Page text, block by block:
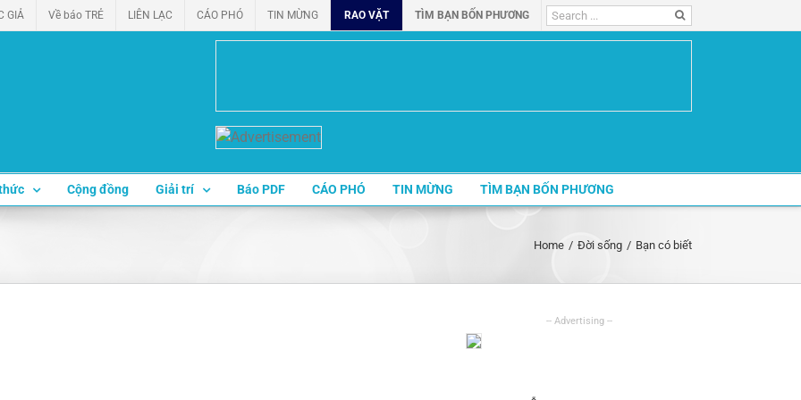
GIẢ Về báo TRẺ LIÊN LẠC CÁO PHÓ TIN MỪNG RAO VẶT TÌM BẠN BỐN PHƯƠNG
Search
for:
Cộng đồng Giải trí Báo PDF CÁO PHÓ TIN MỪNG TÌM BẠN BỐN PHƯƠNG
Home / Đời sống / Bạn có biết